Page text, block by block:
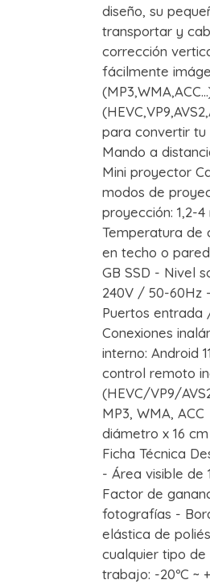
diseño, su
transportar y
corrección
fácilmente
para convertir tu
Mando a
Mini proyector
modos de
proyección: 1,2-
Temperatura de
en techo o
GB SSD - Nivel
240V / 50-60Hz
Puertos
Conexiones
interno: Android
control remoto
(HEVC/VP9/
MP3, WMA,
diámetro x 16
Ficha Técnica
- Área visible de
Factor de
fotografías -
elástica de
cualquier tipo de
trabajo: -20ºC ~